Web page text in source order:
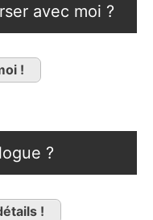
avec moi ?
!
?
!